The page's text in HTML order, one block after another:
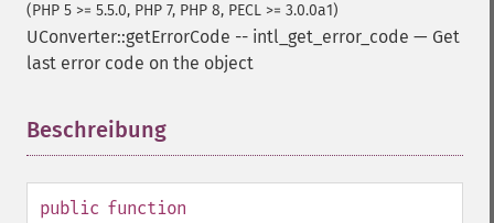
(PHP 5 >= 5.5.0, PHP 7, PHP 8, PECL >= 3.0.0a1)
UConverter::getErrorCode -- intl_get_error_code — Get
last error code on the object
Beschreibung
public function